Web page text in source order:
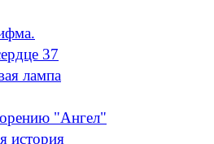
37
лампа
"Ангел"
история